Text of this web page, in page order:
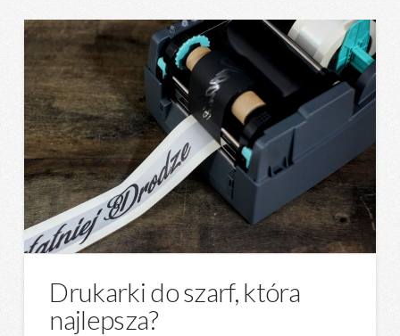
Drukarki do szarf, która
najlepsza?